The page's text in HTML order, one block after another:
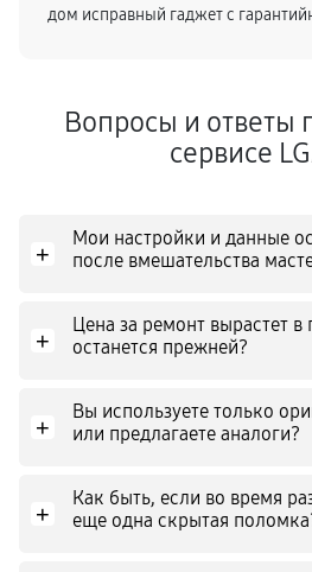
дом исправный гаджет с
Вопросы и ответы
сервисе
+
Мои настройки и данные
после вмешательства
+
Цена за ремонт вырастет
останется прежней?
+
Вы используете только
или предлагаете аналоги?
+
Как быть, если во время
еще одна скрытая